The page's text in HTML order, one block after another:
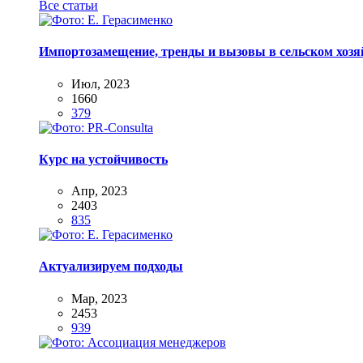
Все статьи
Импортозамещение, тренды и вызовы в сельском
Июл, 2023
1660
379
Курс на устойчивость
Апр, 2023
2403
835
Актуализируем подходы
Мар, 2023
2453
939